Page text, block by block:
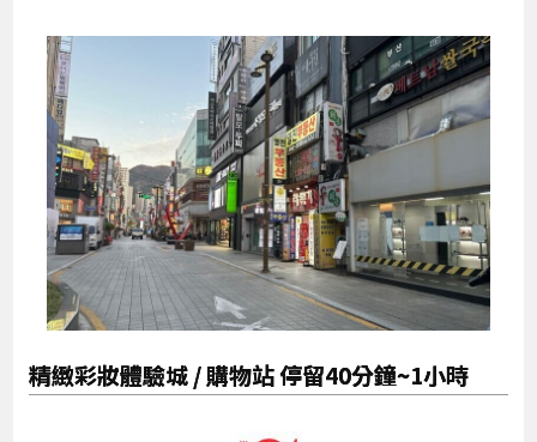
精緻彩妝體驗城 / 購物站 停留40分鐘~1小時